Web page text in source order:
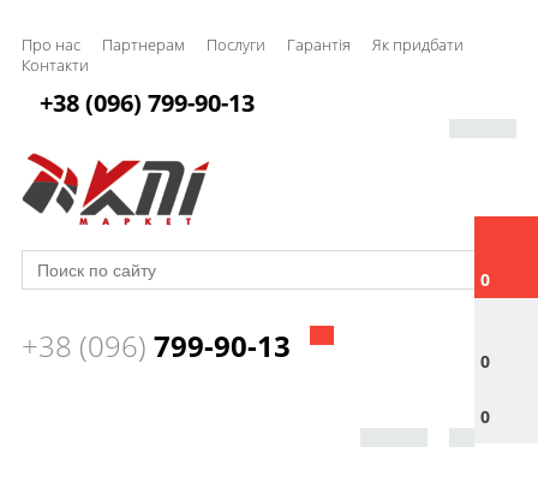
Про нас Партнерам Послуги Гарантія
Як придбати
Контакти
0
0
0
+38 (096) 799-90-13
+38 (096) 799-90-13